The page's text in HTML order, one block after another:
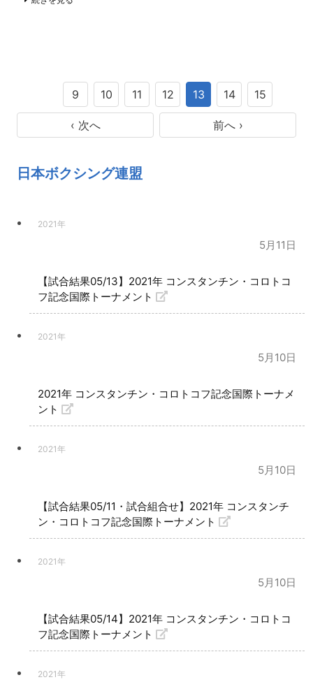
‹ 次へ 前へ ›
9 10 11 12 13 14 15
日本ボクシング連盟
2021年
5月11日
【試合結果05/13】2021年 コンスタンチン・コロトコ
フ記念国際トーナメント
2021年
5月10日
2021年 コンスタンチン・コロトコフ記念国際トーナメ
ント
2021年
5月10日
【試合結果05/11・試合組合せ】2021年 コンスタンチ
ン・コロトコフ記念国際トーナメント
2021年
5月10日
【試合結果05/14】2021年 コンスタンチン・コロトコ
フ記念国際トーナメント
2021年